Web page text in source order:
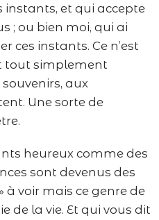
instants, et qui accepte
; ou bien moi, qui ai
ces instants. Ce n’est
tout simplement
aux
Une sorte de
heureux comme des
sont devenus des
à voir mais ce genre de
de la vie. Et qui vous dit